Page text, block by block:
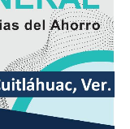
conducción, la
y materiales de
una mejor